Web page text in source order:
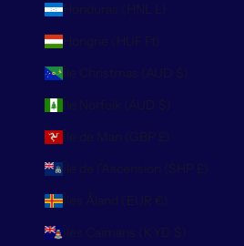
Honduras (HNL L)
Hongrie (HUF Ft)
Île Christmas (AUD $)
Île Norfolk (AUD $)
Île de Man (GBP £)
Île de l’Ascension (SHP £)
Îles Åland (EUR €)
Îles Caïmans (KYD $)